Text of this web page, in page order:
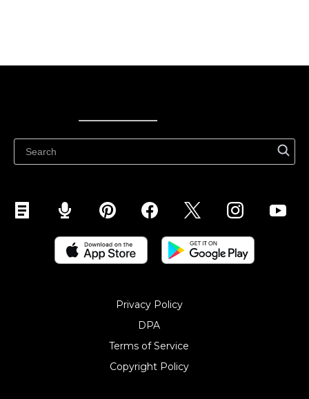
Privacy Policy
DPA
Terms of Service
Copyright Policy‎